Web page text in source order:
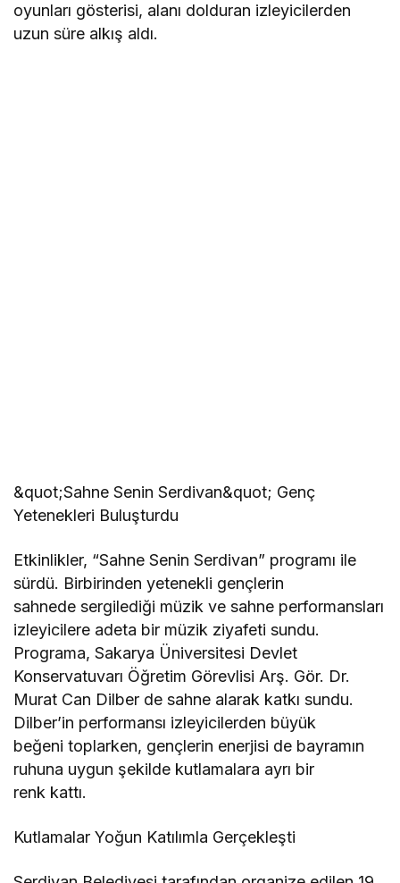
oyunları gösterisi, alanı dolduran izleyicilerden
uzun süre alkış aldı.
&quot;Sahne Senin Serdivan&quot; Genç
Yetenekleri Buluşturdu
Etkinlikler, “Sahne Senin Serdivan” programı ile
sürdü. Birbirinden yetenekli gençlerin
sahnede sergilediği müzik ve sahne performansları
izleyicilere adeta bir müzik ziyafeti sundu.
Programa, Sakarya Üniversitesi Devlet
Konservatuvarı Öğretim Görevlisi Arş. Gör. Dr.
Murat Can Dilber de sahne alarak katkı sundu.
Dilber’in performansı izleyicilerden büyük
beğeni toplarken, gençlerin enerjisi de bayramın
ruhuna uygun şekilde kutlamalara ayrı bir
renk kattı.
Kutlamalar Yoğun Katılımla Gerçekleşti